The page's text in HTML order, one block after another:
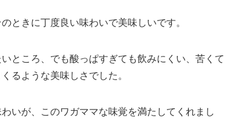
ときに丁度良い味わいで美味しいです。
ところ、でも酸っぱすぎても飲みにくい、苦くて
るような美味しさでした。
いが、このワガママな味覚を満たしてくれまし